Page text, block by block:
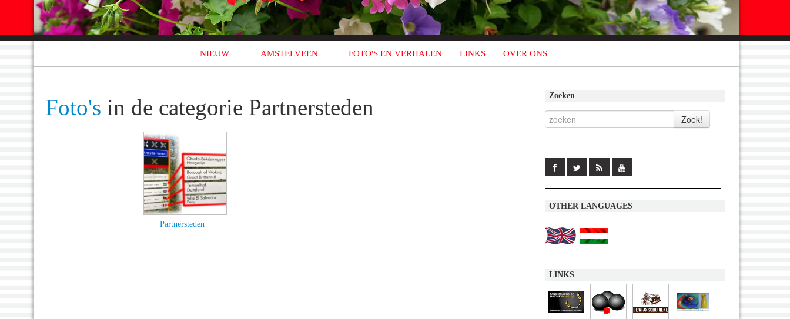
NIEUW AMSTELVEEN FOTO'S EN VERHALEN LINKS OVER ONS
Foto's in de categorie Partnersteden
Partnersteden
Zoeken
OTHER LANGUAGES
LINKS